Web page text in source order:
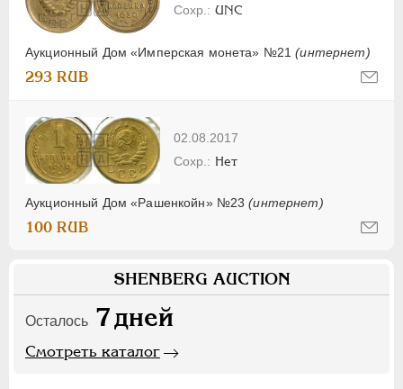
Аукционный Дом «Имперская монета» №21(интернет)
UNC
293 RUB
02.08.2017
Аукционный Дом «Рашенкойн» №23(интернет)
Нет
100 RUB
SHENBERG AUCTION
Осталось 7дней
Смотреть каталог